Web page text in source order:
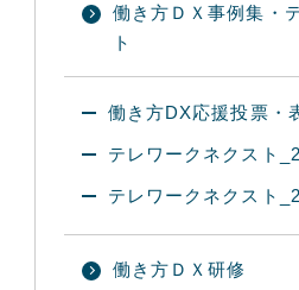
働き方ＤＸ事例集・
ト
働き方DX応援投票・
テレワークネクスト
テレワークネクスト
働き方ＤＸ研修